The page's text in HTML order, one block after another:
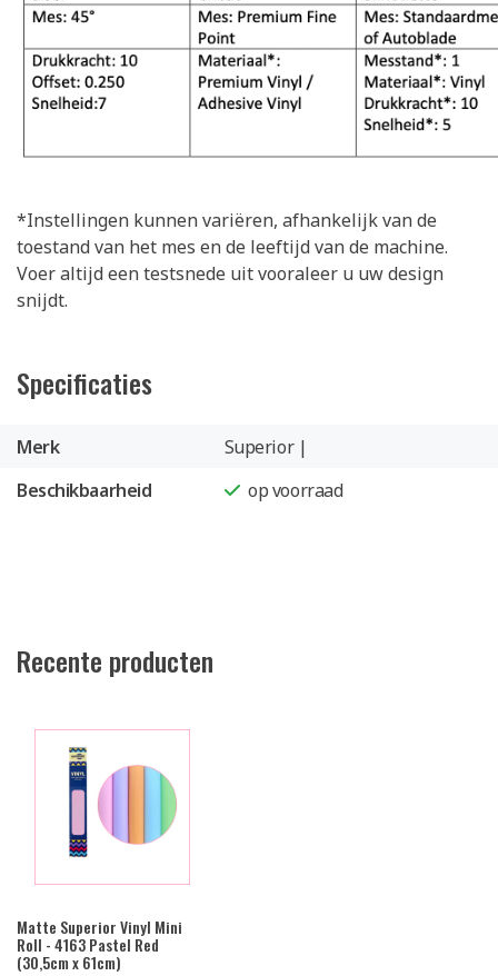
*Instellingen kunnen variëren, afhankelijk van de
toestand van het mes en de leeftijd van de machine.
Voer altijd een testsnede uit vooraleer u uw design
snijdt.
Specificaties
Merk
Superior |
Beschikbaarheid
op voorraad
Recente producten
Matte Superior Vinyl Mini
Roll - 4163 Pastel Red
(30,5cm x 61cm)